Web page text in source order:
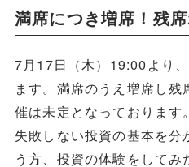
満席につき増席！残
7月17日（木）19:00より
ます。満席のうえ増席し
催は未定となっております
失敗しない投資の基本を
う方、投資の体験をして